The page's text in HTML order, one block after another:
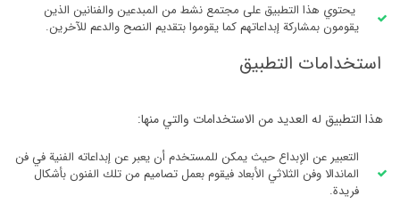
يحتوي هذا التطبيق على مجتمع نشط من المبدعين والفنانين الذين
يقومون بمشاركة إبداعاتهم كما يقوموا بتقديم النصح والدعم للآخرين.
استخدامات التطبيق
هذا التطبيق له العديد من الاستخدامات والتي منها:
التعبير عن الإبداع حيث يمكن للمستخدم أن يعبر عن إبداعاته الفنية في فن
الماندالا وفن الثلاثي الأبعاد فيقوم بعمل تصاميم من تلك الفنون بأشكال
فريدة.